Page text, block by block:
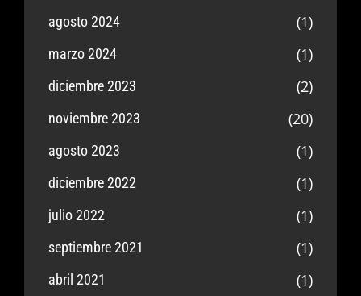
agosto 2024 (1)
marzo 2024 (1)
diciembre 2023 (2)
noviembre 2023 (20)
agosto 2023 (1)
diciembre 2022 (1)
julio 2022 (1)
septiembre 2021 (1)
abril 2021 (1)